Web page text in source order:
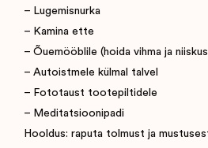
– Lugemisnurka
– Kamina ette
– Õuemööblile (hoida vihma ja
– Autoistmele külmal talvel
– Fototaust tootepiltidele
– Meditatsioonipadi
Hooldus: raputa tolmust ja